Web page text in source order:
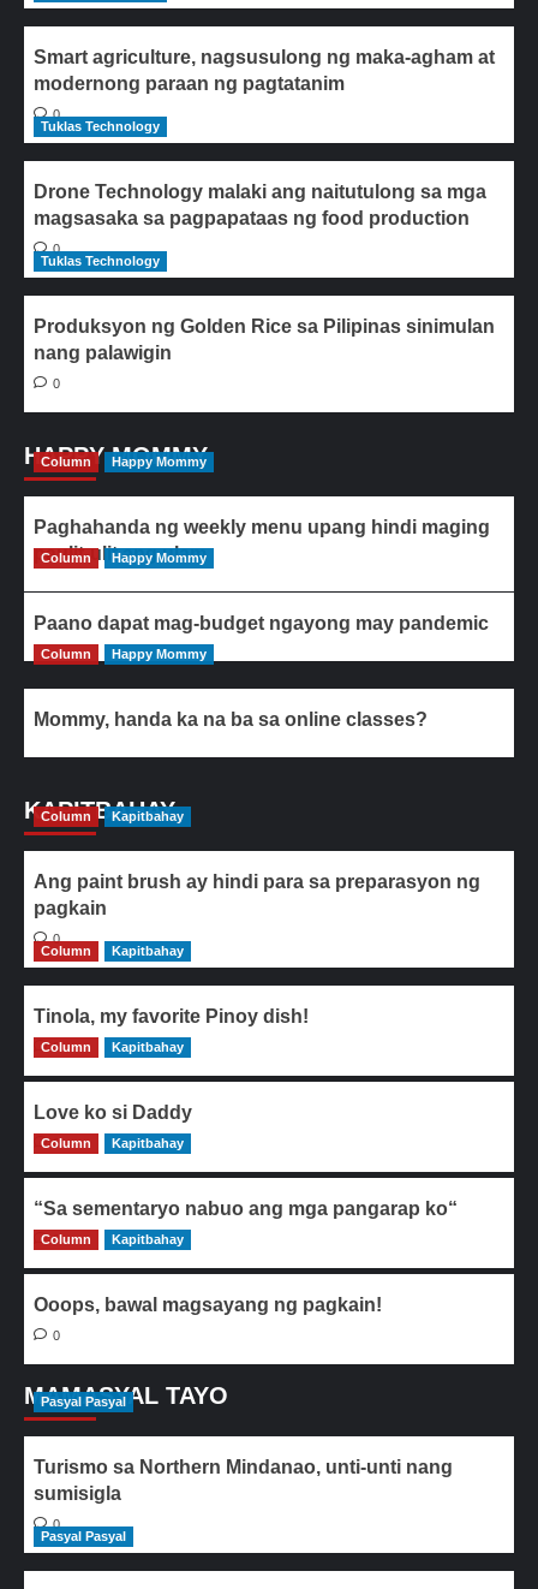
Smart agriculture, nagsusulong ng maka-agham at
modernong paraan ng pagtatanim
0
Tuklas Technology
Drone Technology malaki ang naitutulong sa mga
magsasaka sa pagpapataas ng food production
0
Tuklas Technology
Produksyon ng Golden Rice sa Pilipinas sinimulan
nang palawigin
0
HAPPY MOMMY
Column Happy Mommy
Paghahanda ng weekly menu upang hindi maging
paulit-ulit ang ulam
Column Happy Mommy
Paano dapat mag-budget ngayong may pandemic
Column Happy Mommy
Mommy, handa ka na ba sa online classes?
KAPITBAHAY
Column Kapitbahay
Ang paint brush ay hindi para sa preparasyon ng
pagkain
0
Column
Kapitbahay
Tinola, my favorite Pinoy dish!
0
Column Kapitbahay
Love ko si Daddy
0
Column Kapitbahay
“Sa sementaryo nabuo ang mga pangarap ko“
0
Column Kapitbahay
Ooops, bawal magsayang ng pagkain!
0
MAMASYAL TAYO
Pasyal Pasyal
Turismo sa Northern Mindanao, unti-unti nang
sumisigla
0
Pasyal Pasyal